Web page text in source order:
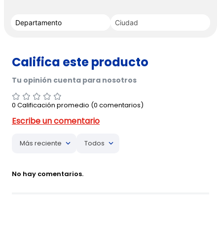
0 Calificación promedio (0 comentarios)
Más reciente Todos
No hay comentarios.